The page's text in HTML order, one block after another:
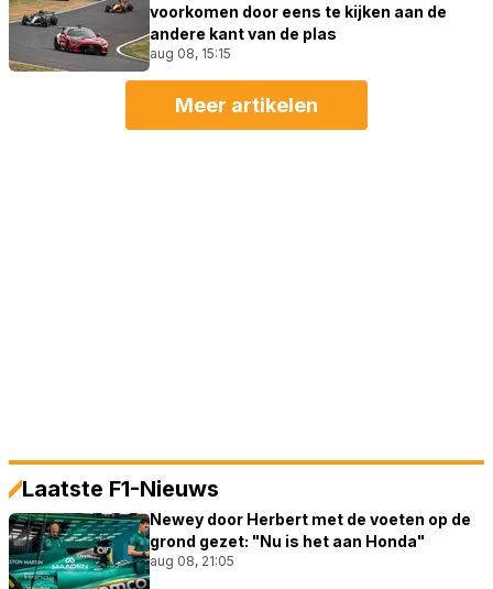
voorkomen door eens te kijken aan de
andere kant van de plas
aug 08, 15:15
Meer artikelen
Laatste F1-Nieuws
Newey door Herbert met de voeten op de
grond gezet: "Nu is het aan Honda"
aug 08, 21:05